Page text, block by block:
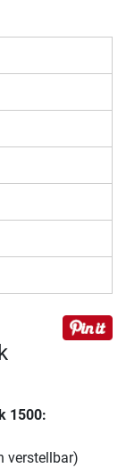
1500:
verstellbar)